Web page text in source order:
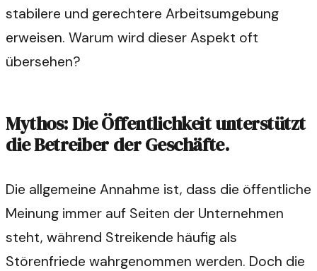
stabilere und gerechtere Arbeitsumgebung
erweisen. Warum wird dieser Aspekt oft
übersehen?
Mythos: Die Öffentlichkeit unterstützt
die Betreiber der Geschäfte.
Die allgemeine Annahme ist, dass die öffentliche
Meinung immer auf Seiten der Unternehmen
steht, während Streikende häufig als
Störenfriede wahrgenommen werden. Doch die